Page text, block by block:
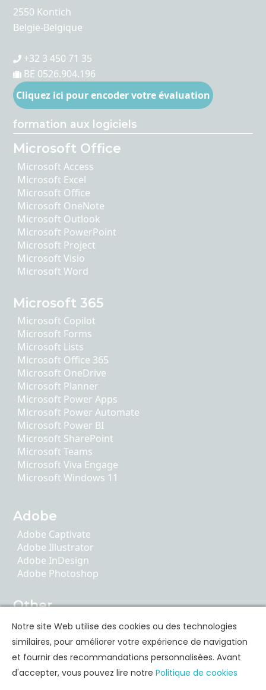
2550 Kontich
België-Belgique
+32 3 450 71 35
BE 0526.904.196
Cliquez ici pour encoder votre évaluation
formation aux logiciels
Microsoft Office
Microsoft Access
Microsoft Excel
Microsoft Office
Microsoft OneNote
Microsoft Outlook
Microsoft PowerPoint
Microsoft Project
Microsoft Visio
Microsoft Word
Microsoft 365
Microsoft Copilot
Microsoft Forms
Microsoft Lists
Microsoft Office 365
Microsoft OneDrive
Microsoft Planner
Microsoft Power Apps
Microsoft Power Automate
Microsoft Power BI
Microsoft SharePoint
Microsoft Teams
Microsoft Viva Engage
Microsoft Windows 11
Adobe
Adobe Captivate
Adobe Illustrator
Adobe InDesign
Adobe Photoshop
Other
AI Literacy
ChatGPT
Google Apps
Notre site Web utilise des cookies ou des technologies
similaires, pour améliorer votre expérience de navigation
et fournir des recommandations personnalisées. Avant
d'accepter, vous pouvez lire notre Politique de cookies